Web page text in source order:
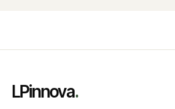
LPinnova.